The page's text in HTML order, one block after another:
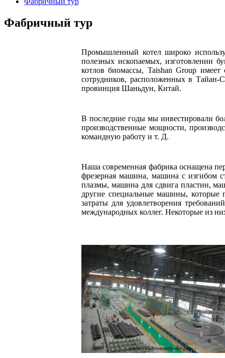
Фабричный тур
Промышленный котел широко
полезных ископаемых, изготовлении
котлов биомассы, Taishan Group
сотрудников, расположенных в Тайан-
провинция Шаньдун, Китай.
В последние годы мы инвестировали
производственные мощности,
командную работу и т. Д.
Наша современная фабрика оснащена
фрезерная машина, машина с изгибом
плазмы, машина для сдвига пластин,
другие специальные машины, которые
затраты для удовлетворения
международных коллег. Некоторые из